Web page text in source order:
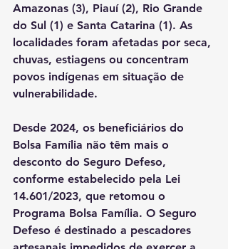
Amazonas (3), Piauí (2), Rio Grande
do Sul (1) e Santa Catarina (1). As
localidades foram afetadas por seca,
chuvas, estiagens ou concentram
povos indígenas em situação de
vulnerabilidade.
Desde 2024, os beneficiários do
Bolsa Família não têm mais o
desconto do Seguro Defeso,
conforme estabelecido pela Lei
14.601/2023, que retomou o
Programa Bolsa Família. O Seguro
Defeso é destinado a pescadores